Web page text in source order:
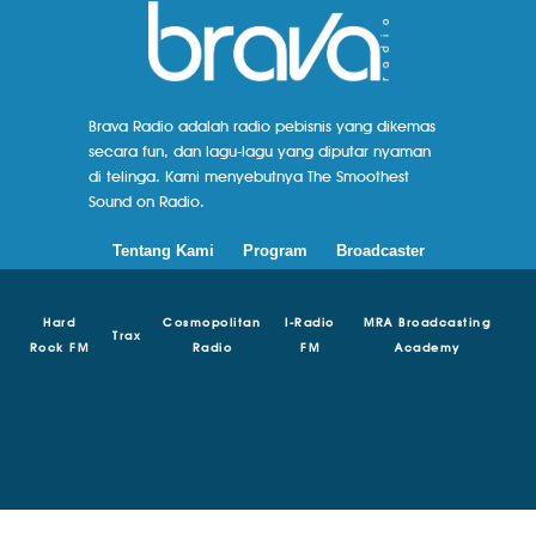
Brava Radio adalah radio pebisnis yang dikemas
secara fun, dan lagu-lagu yang diputar nyaman
di telinga. Kami menyebutnya The Smoothest
Sound on Radio.
Tentang Kami Program Broadcaster
Hard
Rock FM
Trax
Cosmopolitan
Radio
I-Radio
FM
MRA Broadcasting
Academy